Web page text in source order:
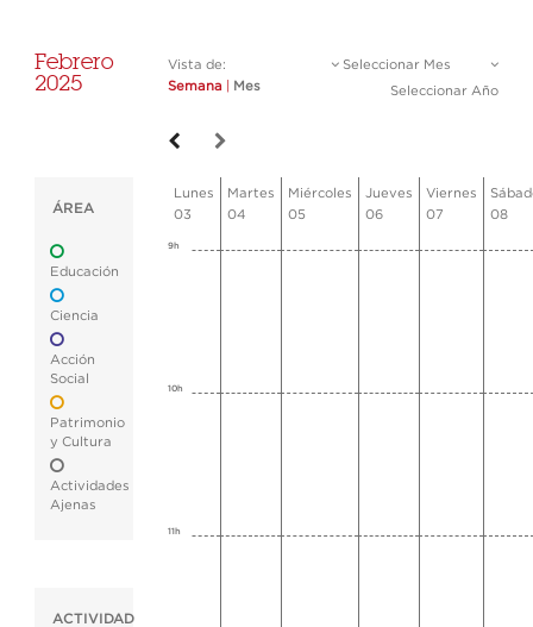
Febrero
2025
Vista de:
Semana
Mes
Seleccionar Mes
Seleccionar Año
ÁREA
Educación
Ciencia
Acción
Social
Patrimonio
y Cultura
Actividades
Ajenas
ACTIVIDAD
Lunes
03
Martes
04
Miércoles
05
Jueves
06
Viernes
07
08
9h
10h
11h